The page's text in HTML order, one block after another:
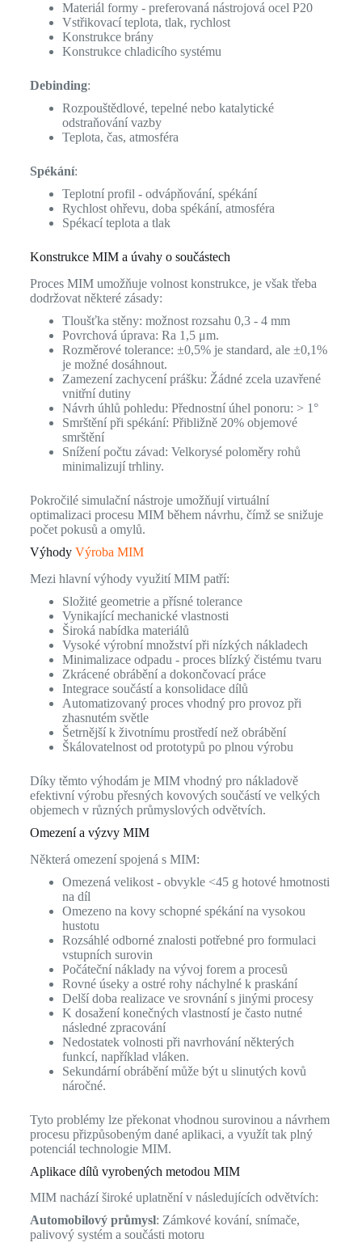
Materiál formy - preferovaná nástrojová ocel P20
Vstřikovací teplota, tlak, rychlost
Konstrukce brány
Konstrukce chladicího systému
Debinding:
Rozpouštědlové, tepelné nebo katalytické
odstraňování vazby
Teplota, čas, atmosféra
Spékání:
Teplotní profil - odvápňování, spékání
Rychlost ohřevu, doba spékání, atmosféra
Spékací teplota a tlak
Konstrukce MIM a úvahy o součástech
Proces MIM umožňuje volnost konstrukce, je však třeba
dodržovat některé zásady:
Tloušťka stěny: možnost rozsahu 0,3 - 4 mm
Povrchová úprava: Ra 1,5 μm.
Rozměrové tolerance: ±0,5% je standard, ale ±0,1%
je možné dosáhnout.
Zamezení zachycení prášku: Žádné zcela uzavřené
vnitřní dutiny
Návrh úhlů pohledu: Přednostní úhel ponoru: > 1°
Smrštění při spékání: Přibližně 20% objemové
smrštění
Snížení počtu závad: Velkorysé poloměry rohů
minimalizují trhliny.
Pokročilé simulační nástroje umožňují virtuální
optimalizaci procesu MIM během návrhu, čímž se snižuje
počet pokusů a omylů.
Výhody Výroba MIM
Mezi hlavní výhody využití MIM patří:
Složité geometrie a přísné tolerance
Vynikající mechanické vlastnosti
Široká nabídka materiálů
Vysoké výrobní množství při nízkých nákladech
Minimalizace odpadu - proces blízký čistému tvaru
Zkrácené obrábění a dokončovací práce
Integrace součástí a konsolidace dílů
Automatizovaný proces vhodný pro provoz při
zhasnutém světle
Šetrnější k životnímu prostředí než obrábění
Škálovatelnost od prototypů po plnou výrobu
Díky těmto výhodám je MIM vhodný pro nákladově
efektivní výrobu přesných kovových součástí ve velkých
objemech v různých průmyslových odvětvích.
Omezení a výzvy MIM
Některá omezení spojená s MIM:
Omezená velikost - obvykle <45 g hotové hmotnosti
na díl
Omezeno na kovy schopné spékání na vysokou
hustotu
Rozsáhlé odborné znalosti potřebné pro formulaci
vstupních surovin
Počáteční náklady na vývoj forem a procesů
Rovné úseky a ostré rohy náchylné k praskání
Delší doba realizace ve srovnání s jinými procesy
K dosažení konečných vlastností je často nutné
následné zpracování
Nedostatek volnosti při navrhování některých
funkcí, například vláken.
Sekundární obrábění může být u slinutých kovů
náročné.
Tyto problémy lze překonat vhodnou surovinou a návrhem
procesu přizpůsobeným dané aplikaci, a využít tak plný
potenciál technologie MIM.
Aplikace dílů vyrobených metodou MIM
MIM nachází široké uplatnění v následujících odvětvích:
Automobilový průmysl: Zámkové kování, snímače,
palivový systém a součásti motoru